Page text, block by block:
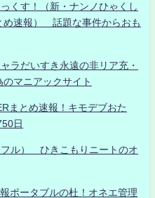
くす！（新・ナンノひゃくし
め速報） 話題な事件からおも
ラだいすき永遠の非リア充・
マニアックサイト
まとめ速報！キモデブおた
日
ル） ひきこもりニートのオ
ポータブルの杜！オネエ管理